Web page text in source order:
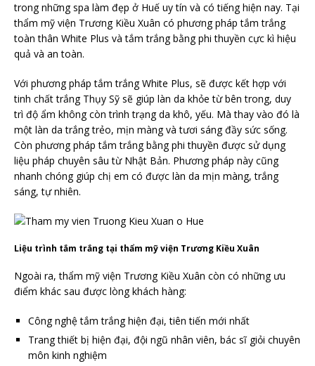
trong những spa làm đẹp ở Huế uy tín và có tiếng hiện nay. Tại
thẩm mỹ viện Trương Kiều Xuân có phương pháp tắm trắng
toàn thân White Plus và tắm trắng bằng phi thuyền cực kì hiệu
quả và an toàn.
Với phương pháp tắm trắng White Plus, sẽ được kết hợp với
tinh chất trắng Thụy Sỹ sẽ giúp làn da khỏe từ bên trong, duy
trì độ ẩm không còn trình trạng da khô, yếu. Mà thay vào đó là
một làn da trắng trẻo, mịn màng và tươi sáng đầy sức sống.
Còn phương pháp tắm trắng bằng phi thuyền được sử dụng
liệu pháp chuyên sâu từ Nhật Bản. Phương pháp này cũng
nhanh chóng giúp chị em có được làn da mịn màng, trắng
sáng, tự nhiên.
Liệu trình tắm trắng tại thẩm mỹ viện Trương Kiều Xuân
Ngoài ra, thẩm mỹ viện Trương Kiều Xuân còn có những ưu
điểm khác sau được lòng khách hàng:
Công nghệ tắm trắng hiện đại, tiên tiến mới nhất
Trang thiết bị hiện đại, đội ngũ nhân viên, bác sĩ giỏi chuyên
môn kinh nghiệm